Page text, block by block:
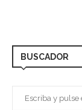
BUSCADOR